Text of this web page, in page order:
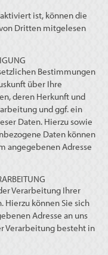
aktiviert ist, können die
Dritten mitgelesen
Bestimmungen
über Ihre
deren Herkunft und
und ggf. ein
Daten. Hierzu sowie
Daten können
angegebenen Adresse
Verarbeitung Ihrer
Hierzu können Sie sich
Adresse an uns
Verarbeitung besteht in